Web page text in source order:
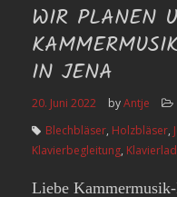
WIR PLANEN
IN JENA
20. Juni 2022 byAntje
Blechbläser, Holzbläser,
Klavierbegleitung,
Liebe